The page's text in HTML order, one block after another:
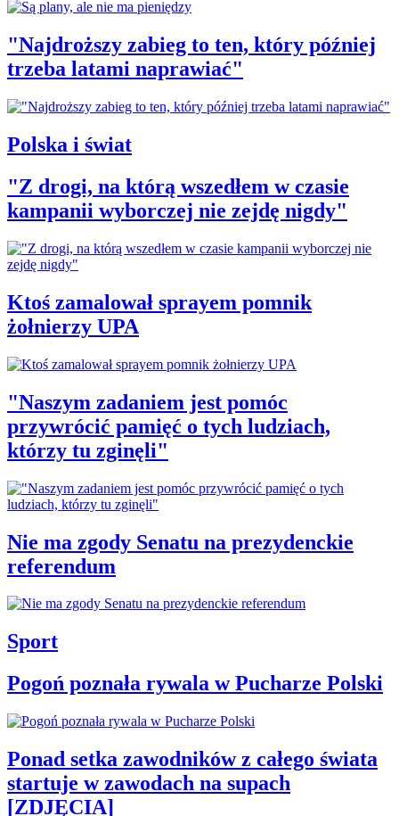
"Najdroższy zabieg to ten, który później
trzeba latami naprawiać"
Polska i świat
"Z drogi, na którą wszedłem w czasie
kampanii wyborczej nie zejdę nigdy"
Ktoś zamalował sprayem pomnik
żołnierzy UPA
"Naszym zadaniem jest pomóc
przywrócić pamięć o tych ludziach,
którzy tu zginęli"
Nie ma zgody Senatu na prezydenckie
referendum
Sport
Pogoń poznała rywala w Pucharze Polski
Ponad setka zawodników z całego świata
startuje w zawodach na supach
[ZDJĘCIA]